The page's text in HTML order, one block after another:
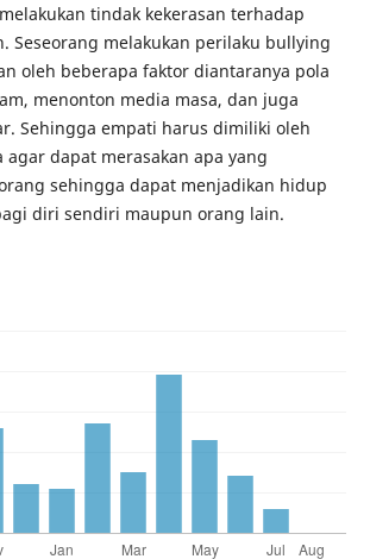
tindak kekerasan terhadap
Seseorang melakukan perilaku bullying
oleh beberapa faktor diantaranya pola
menonton media masa, dan juga
Sehingga empati harus dimiliki oleh
agar dapat merasakan apa yang
sehingga dapat menjadikan hidup
diri sendiri maupun orang lain.